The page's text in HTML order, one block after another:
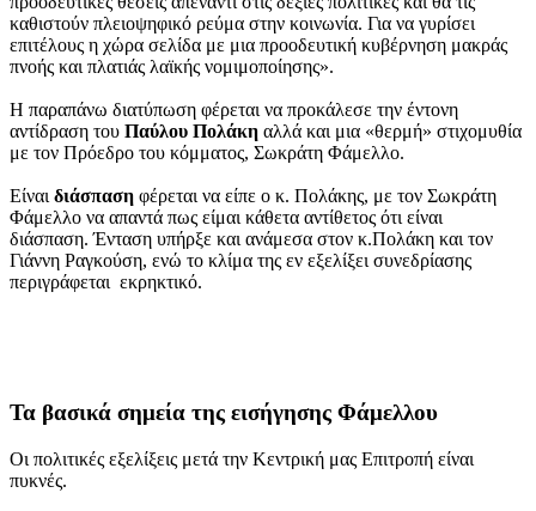
καθιστούν πλειοψηφικό ρεύμα στην κοινωνία. Για να γυρίσει
επιτέλους η χώρα σελίδα με μια προοδευτική κυβέρνηση μακράς
πνοής και πλατιάς λαϊκής νομιμοποίησης».
Η παραπάνω διατύπωση φέρεται να προκάλεσε την έντονη
αντίδραση του Παύλου Πολάκη αλλά και μια «θερμή» στιχομυθία
με τον Πρόεδρο του κόμματος, Σωκράτη Φάμελλο.
Είναιδιάσπαση φέρεται να είπε ο κ. Πολάκης, με τον Σωκράτη
Φάμελλο να απαντά πως είμαι κάθετα αντίθετος ότι είναι
διάσπαση. Ένταση υπήρξε και ανάμεσα στον κ.Πολάκη και τον
Γιάννη Ραγκούση, ενώ το κλίμα της εν εξελίξει συνεδρίασης
περιγράφεται εκρηκτικό.
Τα βασικά σημεία της εισήγησης Φάμελλου
Οι πολιτικές εξελίξεις μετά την Κεντρική μας Επιτροπή είναι
πυκνές.